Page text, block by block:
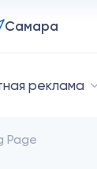
Самара
реклама
Page